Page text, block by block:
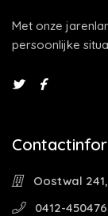
Met onze
persoonlijke
Oostwal
0412-450476